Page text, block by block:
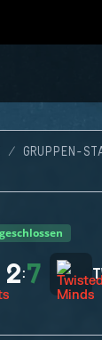
GRUPPEN-
2:7